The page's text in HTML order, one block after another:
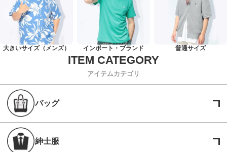
大きいサイズ（メンズ） インポート・ブランド 普通サイズ
アイテムカテゴリ
バッグ
紳士服